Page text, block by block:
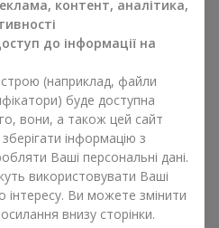
а їх склад можна
захід.
Півонії, тюльпани,
що залишаються
Вони не тільки мають
букети відображають
природної краси.
часто змінюються залежно від
букети завжди
мають найбільший попит.
у своєму виборі,
часом популярних квітів.
контент, аналітика,
до інформації на
(наприклад, файли
буде доступна
вони, а також цей сайт
інформацію з
Ваші персональні дані.
використовувати Ваші
інтересу. Ви можете змінити
внизу сторінки.